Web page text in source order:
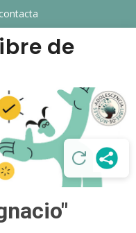
de